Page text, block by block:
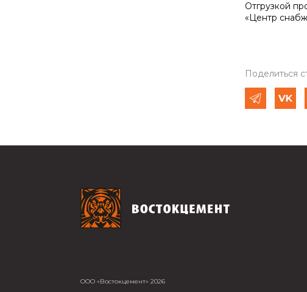
Отгрузкой
«Центр
Поделиться
ООО «Востокцемент» 2026